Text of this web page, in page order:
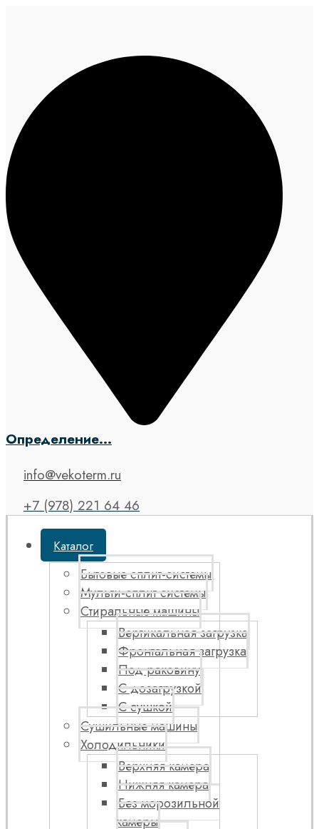
Определение...
info@vekoterm.ru
+7 (978) 221 64 46
Каталог
Бытовые сплит-системы
Мульти-сплит системы
Стиральные машины
Вертикальная загрузка
Фронтальная загрузка
Под раковину
С дозагрузкой
С сушкой
Сушильные машины
Холодильники
Верхняя камера
Нижняя камера
Без морозильной
камеры